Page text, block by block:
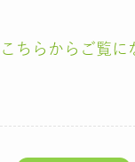
こちらからご覧に